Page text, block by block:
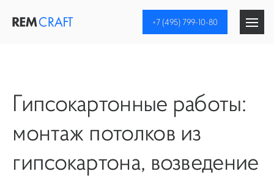
+7 (495) 799-10-80
Цены
Этапы ремонта
Демонтажные работы
Гипсокартонные работы:
монтаж потолков из
гипсокартона, возведение